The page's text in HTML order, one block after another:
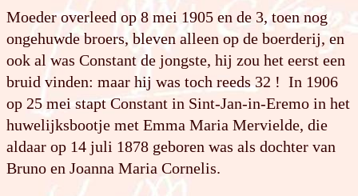
Moeder overleed op 8 mei 1905 en de 3, toen nog
ongehuwde broers, bleven alleen op de boerderij, en
ook al was Constant de jongste, hij zou het eerst een
bruid vinden: maar hij was toch reeds 32 ! In 1906
op 25 mei stapt Constant in Sint-Jan-in-Eremo in het
huwelijksbootje met Emma Maria Mervielde, die
aldaar op 14 juli 1878 geboren was als dochter van
Bruno en Joanna Maria Cornelis.